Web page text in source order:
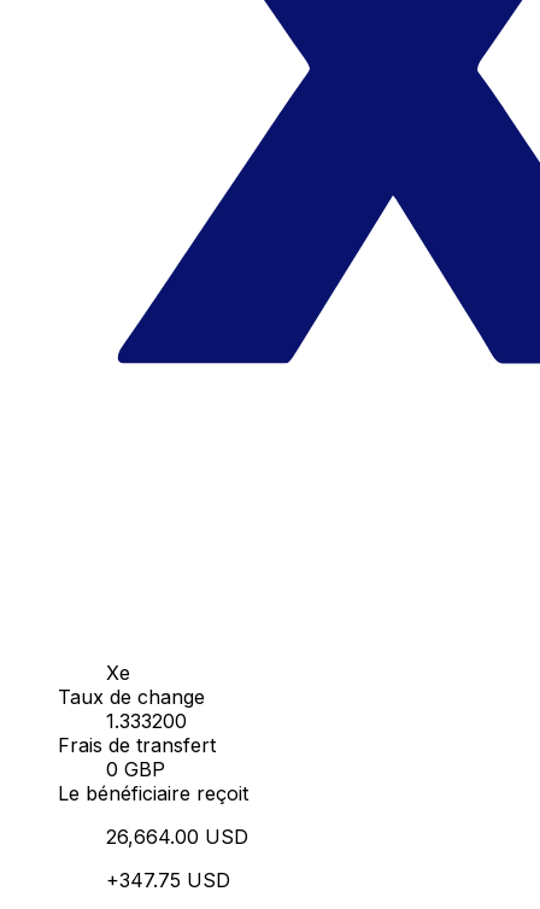
Xe
Taux de change
1.333200
Frais de transfert
0 GBP
Le bénéficiaire reçoit
26,664.00 USD
+347.75 USD